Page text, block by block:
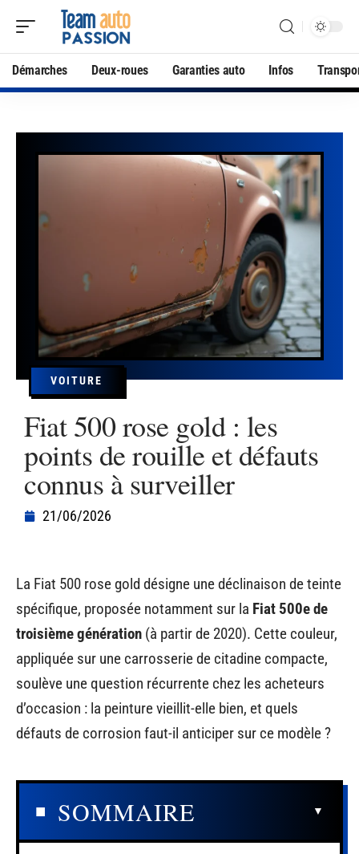
Démarches Deux-roues Garanties auto Infos
VOITURE
Fiat 500 rose gold : les
points de rouille et défauts
connus à surveiller
21/06/2026
La Fiat 500 rose gold désigne une déclinaison de teinte
spécifique, proposée notamment sur la Fiat 500e de
troisième génération (à partir de 2020). Cette couleur,
appliquée sur une carrosserie de citadine compacte,
soulève une question récurrente chez les acheteurs
d’occasion : la peinture vieillit-elle bien, et quels
défauts de corrosion faut-il anticiper sur ce modèle ?
SOMMAIRE